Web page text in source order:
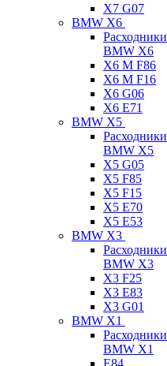
X7 G07
BMW X6
Расходники
BMW X6
X6 M F86
X6 M F16
X6 G06
X6 E71
BMW X5
Расходники
BMW X5
X5 G05
X5 F85
X5 F15
X5 E70
X5 E53
BMW X3
Расходники
BMW X3
X3 F25
X3 E83
X3 G01
BMW X1
Расходники
BMW X1
E84